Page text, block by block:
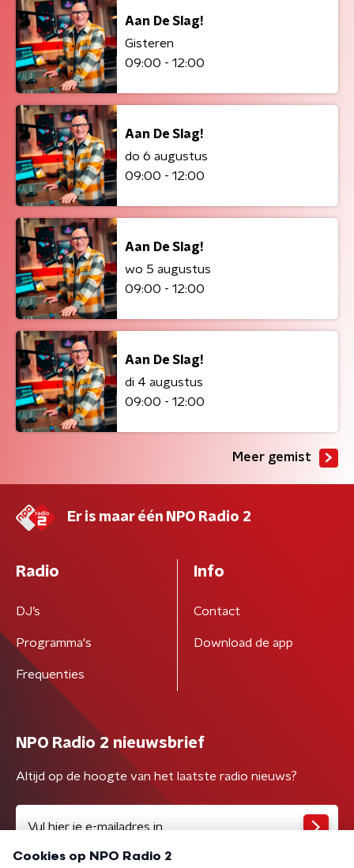
Aan De Slag!
Gisteren
09:00 - 12:00
Aan De Slag!
do 6 augustus
09:00 - 12:00
Aan De Slag!
wo 5 augustus
09:00 - 12:00
Aan De Slag!
di 4 augustus
09:00 - 12:00
Meer gemist
Er is maar één NPO Radio 2
Radio
DJ’s
Programma's
Frequenties
Info
Contact
Download de app
NPO Radio 2 nieuwsbrief
Altijd op de hoogte van het laatste radio nieuws?